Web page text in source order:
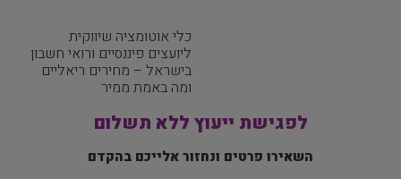
כלי אוטומציה שיווקית
ליועצים פיננסיים ורואי חשבון
בישראל – מחירים ריאליים
ומה באמת ממיר
לפגישת ייעוץ ללא תשלום
השאירו פרטים ונחזור אלייכם בהקדם